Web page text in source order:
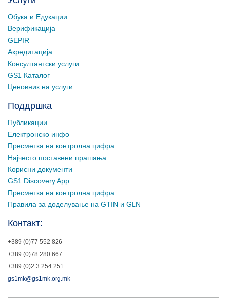
Обука и Едукации
Верификација
GEPIR
Акредитација
Консултантски услуги
GS1 Каталог
Ценовник на услуги
Поддршка
Публикации
Електронско инфо
Пресметка на контролна цифра
Најчесто поставени прашања
Корисни документи
GS1 Discovery App
Пресметка на контролна цифра
Правила за доделување на GTIN и GLN
Контакт:
+389 (0)77 552 826
+389 (0)78 280 667
+389 (0)2 3 254 251
gs1mk@gs1mk.org.mk